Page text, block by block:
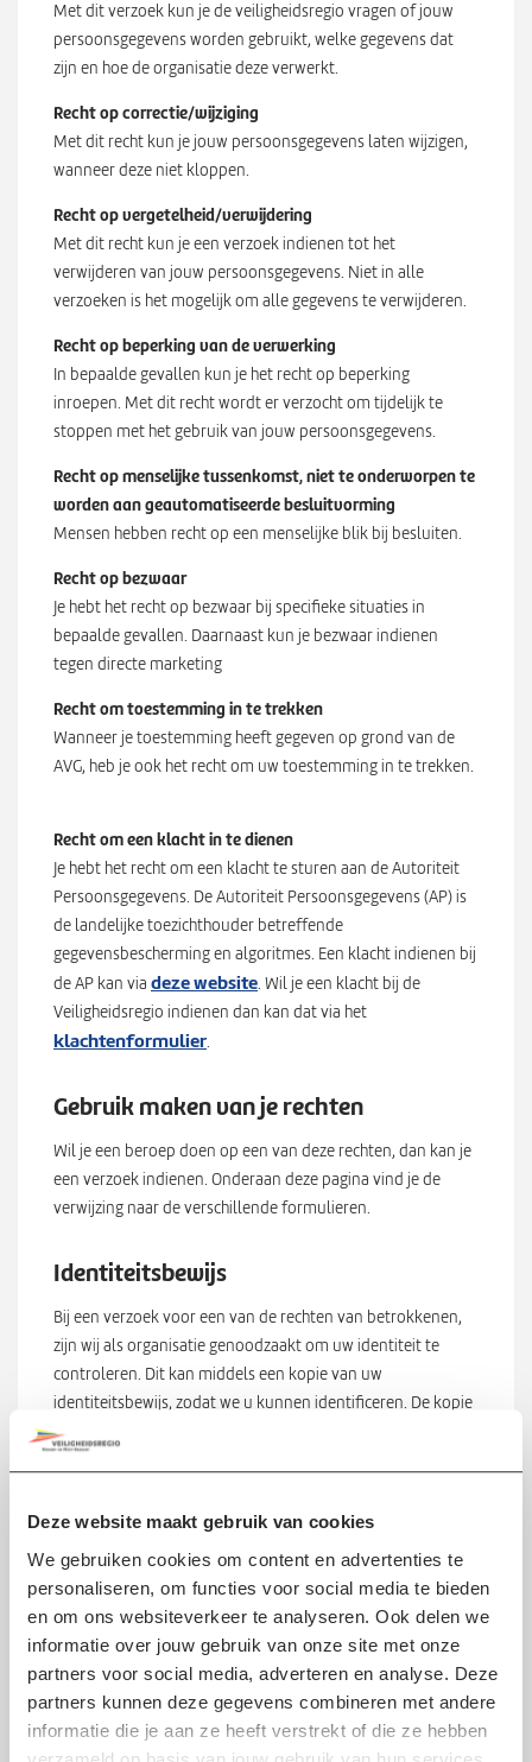
Deze website maakt gebruik van cookies
We gebruiken cookies om content en advertenties te
personaliseren, om functies voor social media te bieden
en om ons websiteverkeer te analyseren. Ook delen we
informatie over jouw gebruik van onze site met onze
partners voor social media, adverteren en analyse. Deze
partners kunnen deze gegevens combineren met andere
informatie die je aan ze heeft verstrekt of die ze hebben
Met dit verzoek kun je de veiligheidsregio vragen of jouw
persoonsgegevens worden gebruikt, welke gegevens dat
zijn en hoe de organisatie deze verwerkt.
Recht op correctie/wijziging
Met dit recht kun je jouw persoonsgegevens laten wijzigen,
wanneer deze niet kloppen.
Recht op vergetelheid/verwijdering
Met dit recht kun je een verzoek indienen tot het
verwijderen van jouw persoonsgegevens. Niet in alle
verzoeken is het mogelijk om alle gegevens te verwijderen.
Recht op beperking van de verwerking
In bepaalde gevallen kun je het recht op beperking
inroepen. Met dit recht wordt er verzocht om tijdelijk te
stoppen met het gebruik van jouw persoonsgegevens.
Recht op menselijke tussenkomst, niet te onderworpen te
worden aan geautomatiseerde besluitvorming
Mensen hebben recht op een menselijke blik bij besluiten.
Recht op bezwaar
Je hebt het recht op bezwaar bij specifieke situaties in
bepaalde gevallen. Daarnaast kun je bezwaar indienen
tegen directe marketing
Recht om toestemming in te trekken
Wanneer je toestemming heeft gegeven op grond van de
AVG, heb je ook het recht om uw toestemming in te trekken.
Recht om een klacht in te dienen
Je hebt het recht om een klacht te sturen aan de Autoriteit
Persoonsgegevens. De Autoriteit Persoonsgegevens (AP) is
de landelijke toezichthouder betreffende
gegevensbescherming en algoritmes. Een klacht indienen bij
de AP kan via deze website. Wil je een klacht bij de
Veiligheidsregio indienen dan kan dat via het
klachtenformulier.
Gebruik maken van je rechten
Wil je een beroep doen op een van deze rechten, dan kan je
een verzoek indienen. Onderaan deze pagina vind je de
verwijzing naar de verschillende formulieren.
Identiteitsbewijs
Bij een verzoek voor een van de rechten van betrokkenen,
zijn wij als organisatie genoodzaakt om uw identiteit te
controleren. Dit kan middels een kopie van uw
identiteitsbewijs, zodat we u kunnen identificeren. De kopie
kunt u toevoegen als bijlage aan het digitale formulier of bij
gebruiken. Wij zullen na het afhandelen van het verzoek,
verwijderen.
Schriftelijk verzoek?
Wil je je verzoek liever schriftelijk per post, dan kan dat ook.
In je schriftelijke verzoek moet in ieder geval het volgende
staan: